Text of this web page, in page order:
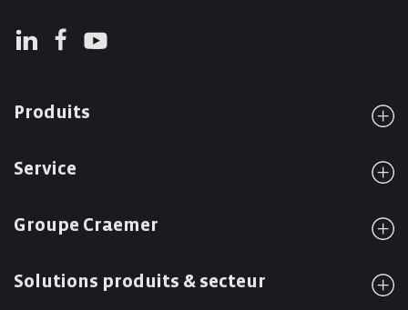
Produits
Service
Groupe Craemer
Solutions produits & secteur